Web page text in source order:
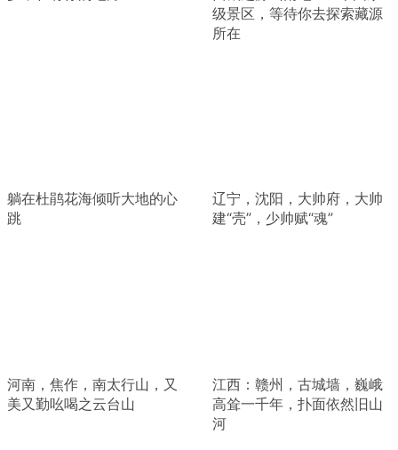
级景区，等待你去探索藏源
所在
躺在杜鹃花海倾听大地的心
跳
辽宁，沈阳，大帅府，大帅
建“壳”，少帅赋“魂”
河南，焦作，南太行山，又
美又勤吆喝之云台山
江西：赣州，古城墙，巍峨
高耸一千年，扑面依然旧山
河